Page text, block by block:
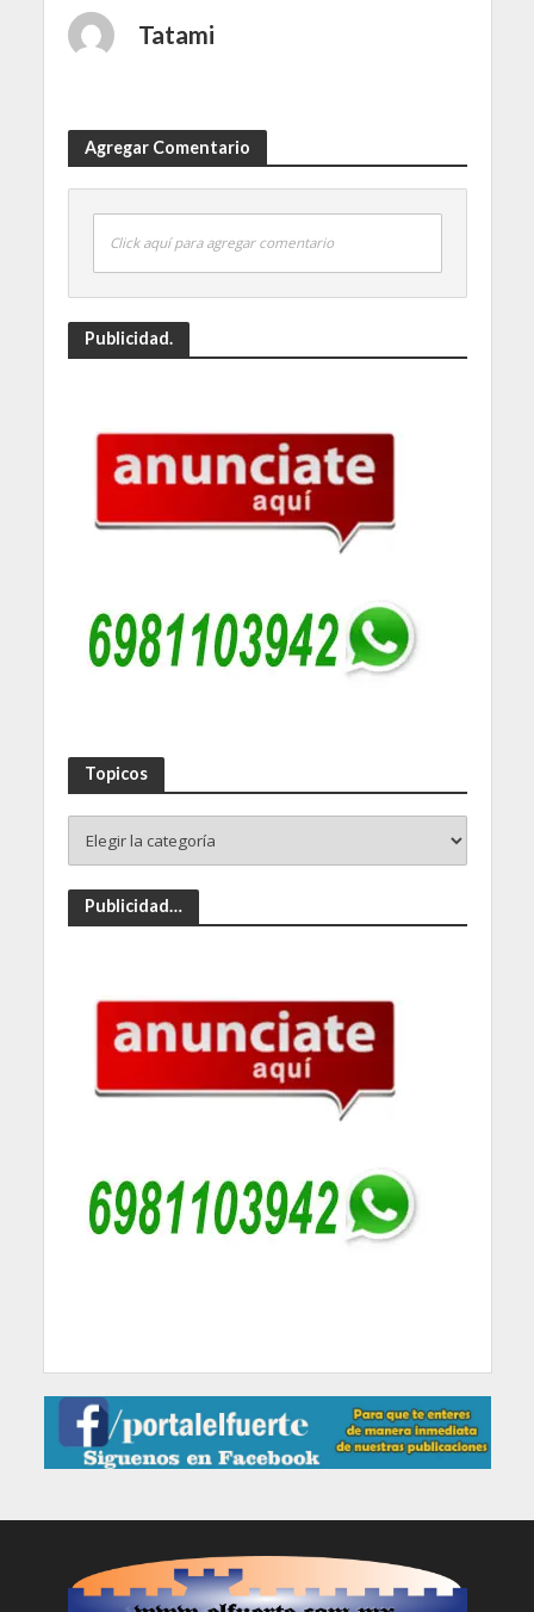
Tatami
Agregar Comentario
Click aquí para agregar comentario
Publicidad.
Topicos
Publicidad…